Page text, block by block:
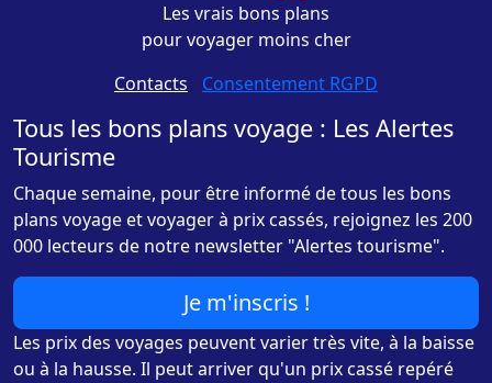
Les vrais bons plans
pour voyager moins cher
Contacts - Consentement RGPD
Tous les bons plans voyage : Les Alertes
Tourisme
Chaque semaine, pour être informé de tous les bons
plans voyage et voyager à prix cassés, rejoignez les 200
000 lecteurs de notre newsletter "Alertes tourisme".
Je m'inscris !
Les prix des voyages peuvent varier très vite, à la baisse
ou à la hausse. Il peut arriver qu'un prix cassé repéré